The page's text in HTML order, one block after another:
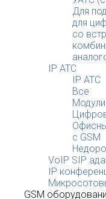
Для
для
со
IP АТС
IP АТС
Все
с GSM
VoIP SIP
IP
GSM